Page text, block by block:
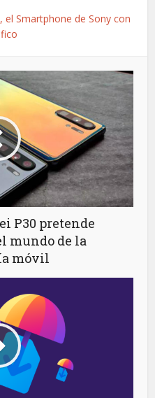
el Smartphone de Sony con
P30 pretende
mundo de la
móvil